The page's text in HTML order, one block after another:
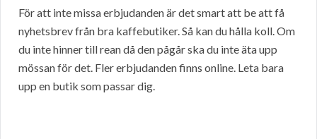
För att inte missa erbjudanden är det smart att be att få
nyhetsbrev från bra kaffebutiker. Så kan du hålla koll. Om
du inte hinner till rean då den pågår ska du inte äta upp
mössan för det. Fler erbjudanden finns online. Leta bara
upp en butik som passar dig.